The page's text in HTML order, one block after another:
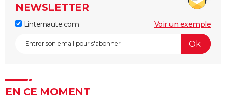
NEWSLETTER
Linternaute.com Voir un exemple
EN CE MOMENT